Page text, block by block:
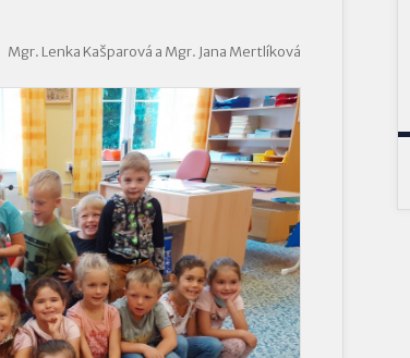
Mgr. Lenka Kašparová a Mgr. Jana Mertlíková